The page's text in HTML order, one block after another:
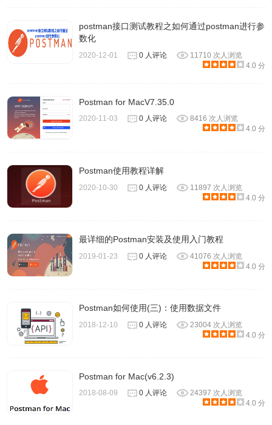
postman接口测试教程之如何通过postman进行参
数化
2020-12-01 0 人评论
11710 次人浏览
4.0 分
Postman for MacV7.35.0
2020-11-03 0 人评论
8416 次人浏览
4.0 分
Postman使用教程详解
2020-10-30 0 人评论
11897 次人浏览
4.0 分
最详细的Postman安装及使用入门教程
2019-01-23 0 人评论
41076 次人浏览
4.0 分
Postman如何使用(三)：使用数据文件
2018-12-10 0 人评论
23004 次人浏览
4.0 分
Postman for Mac(v6.2.3)
2018-08-09 0 人评论
24397 次人浏览
4.0 分